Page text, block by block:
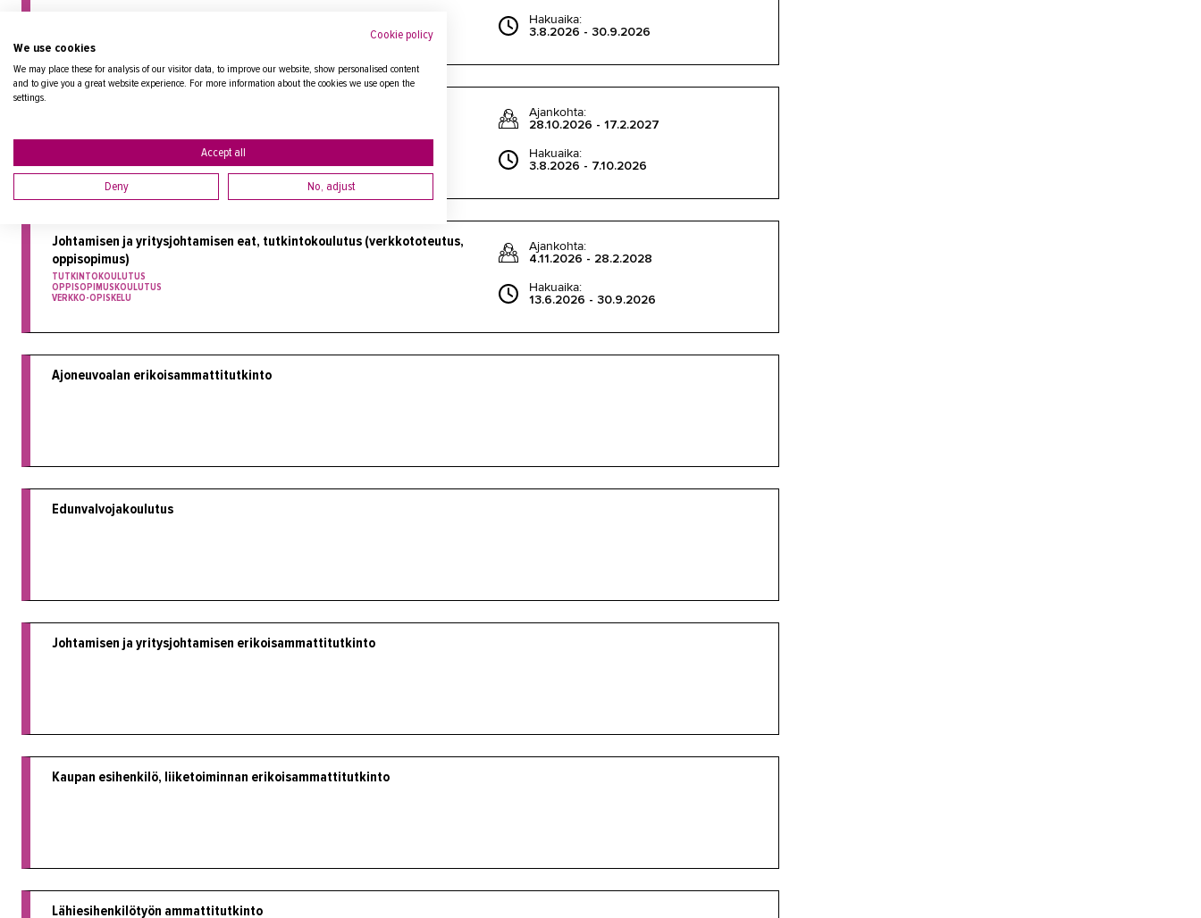
Hakuaika:
3.8.2026 - 30.9.2026
Ajankohta:
28.10.2026 - 17.2.2027
Hakuaika:
3.8.2026 - 7.10.2026
Johtamisen ja yritysjohtamisen eat, tutkintokoulutus (verkkototeutus,
oppisopimus)
TUTKINTOKOULUTUS
OPPISOPIMUSKOULUTUS
VERKKO-OPISKELU
Ajankohta:
4.11.2026 - 28.2.2028
Hakuaika:
13.6.2026 - 30.9.2026
Ajoneuvoalan erikoisammattitutkinto
Edunvalvojakoulutus
Johtamisen ja yritysjohtamisen erikoisammattitutkinto
Kaupan esihenkilö, liiketoiminnan erikoisammattitutkinto
Lähiesihenkilötyön ammattitutkinto
Cookie policy
We use cookies
We may place these for analysis of our visitor data, to improve our website, show personalised content
and to give you a great website experience. For more information about the cookies we use open the
settings.
Accept all
Deny No, adjust